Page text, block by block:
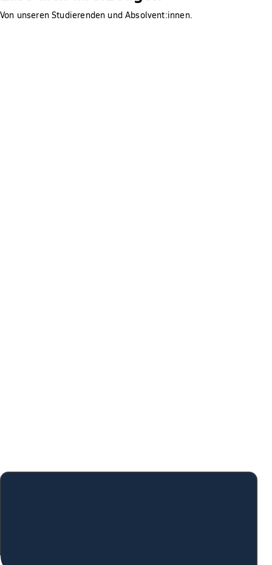
Sorgen um die Finanzierung zu machen.
Von unseren Studierenden und Absolvent:innen.